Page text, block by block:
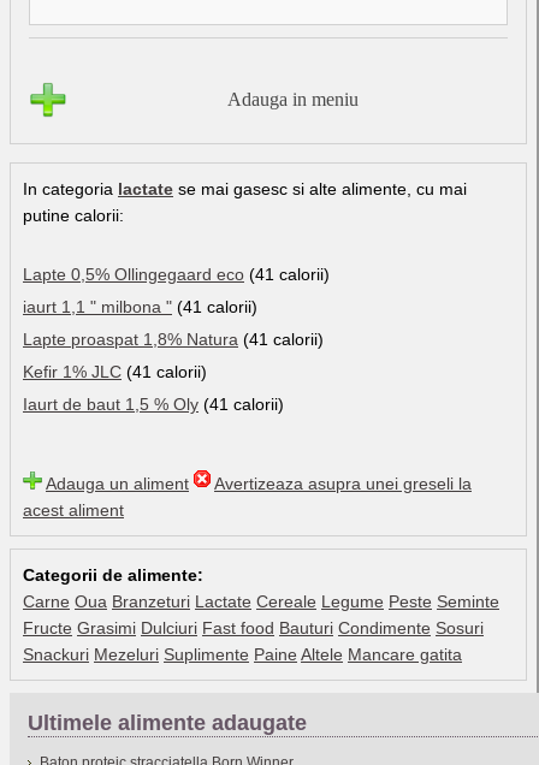
Adauga in meniu
In categoria lactate se mai gasesc si alte alimente, cu mai
putine calorii:
Lapte 0,5% Ollingegaard eco (41 calorii)
iaurt 1,1 " milbona " (41 calorii)
Lapte proaspat 1,8% Natura (41 calorii)
Kefir 1% JLC (41 calorii)
Iaurt de baut 1,5 % Oly (41 calorii)
Adauga un aliment
Avertizeaza asupra unei greseli la
acest aliment
Categorii de alimente:
Carne Oua Branzeturi Lactate Cereale Legume Peste Seminte
Fructe Grasimi Dulciuri Fast food Bauturi Condimente Sosuri
Snackuri Mezeluri Suplimente Paine Altele Mancare gatita
Ultimele alimente adaugate